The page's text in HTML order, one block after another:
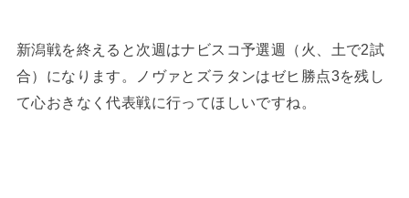
新潟戦を終えると次週はナビスコ予選週（火、土で2試
合）になります。ノヴァとズラタンはゼヒ勝点3を残し
て心おきなく代表戦に行ってほしいですね。